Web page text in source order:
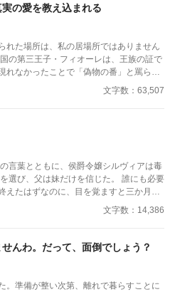
の愛を教え込まれる
れた場所は、私の居場所ではありません
の第三王子・フィオーレは、王族の証で
れなかったことで「偽物の番」と罵ら
される。 死を覚悟した彼の前に現れたの
「冷徹皇帝」ヴォルフラムだった。
文字数：63,507
えたはずなのに、目を覚ますと三か月前
めだけに生
文字数：14,386
んわ。だって、面倒でしょう？
。準備が整い次第、離れで暮らすことに